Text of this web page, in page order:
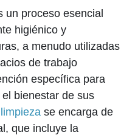
un proceso esencial
higiénico y
a menudo utilizadas
de trabajo
específica para
bienestar de sus
se encarga de
que incluye la